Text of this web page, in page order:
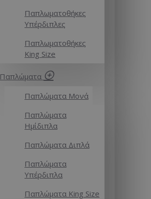
Παπλωματοθήκες
Υπέρδιπλες
Παπλωματοθήκες
King Size
Παπλώματα
Παπλώματα Μονά
Παπλώματα
Ημίδιπλα
Παπλώματα Διπλά
Παπλώματα
Υπέρδιπλα
Παπλώματα King Size